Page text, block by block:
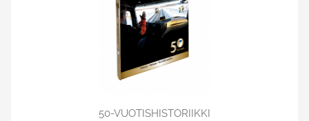
50-VUOTISHISTORIIKKI